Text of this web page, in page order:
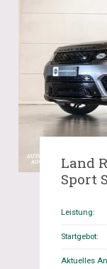
Land
Sport
685-Z.
Leistung:
Startgebot:
Aktuelles